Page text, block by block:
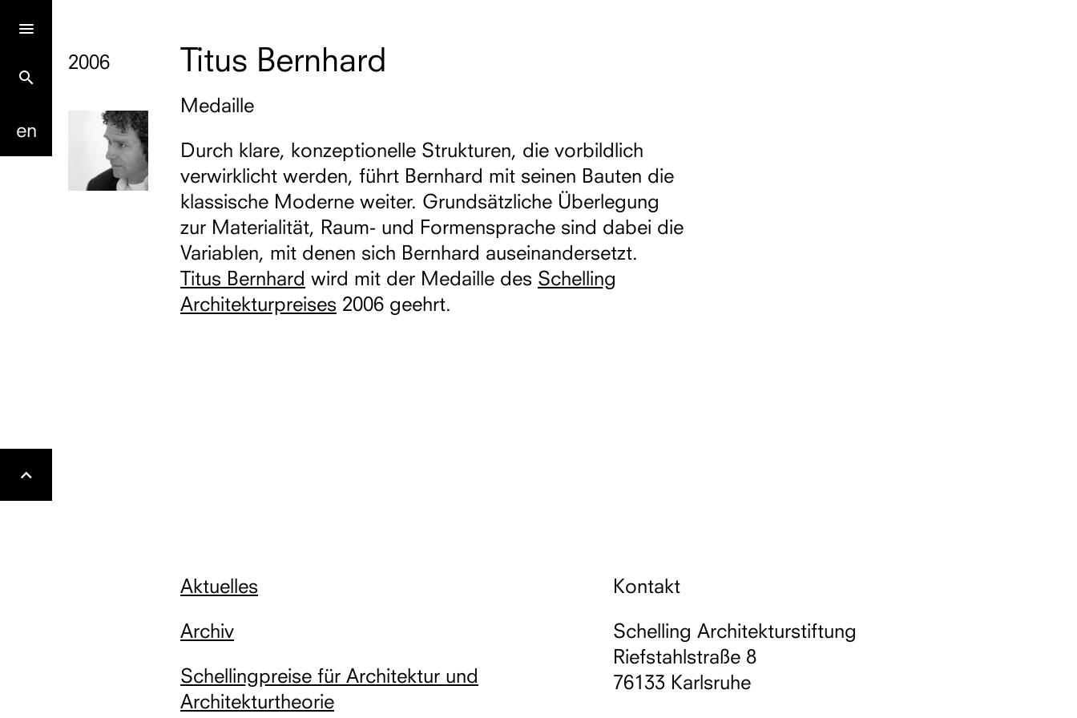
search
en
2006 Titus Bernhard
Medaille
Durch klare, konzeptionelle Strukturen, die vorbildlich
verwirklicht werden, führt Bernhard mit seinen Bauten die
klassische Moderne weiter. Grundsätzliche Überlegung
zur Materialität, Raum- und Formensprache sind dabei die
Variablen, mit denen sich Bernhard auseinandersetzt.
Titus Bernhard wird mit der Medaille des Schelling
Architekturpreises 2006 geehrt.
Gehe
Aktuelles
Archiv
Schellingpreise für Architektur und
Architekturtheorie
Kontakt
Schelling Architekturstiftung
Riefstahlstraße 8
76133 Karlsruhe